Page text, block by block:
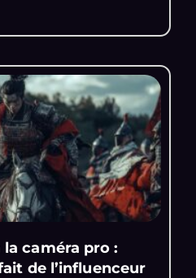
caméra pro :
de l’influenceur